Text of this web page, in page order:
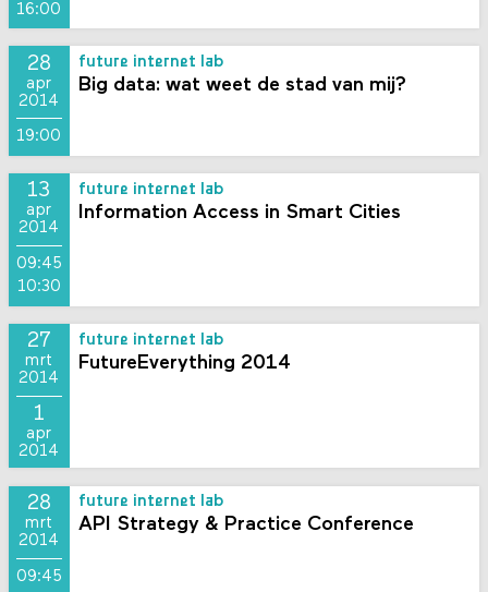
16:00
28
apr
2014
19:00
future internet lab
Big data: wat weet de stad van mij?
13
apr
2014
09:45
10:30
future internet lab
Information Access in Smart Cities
27
mrt
2014
1
apr
2014
future internet lab
FutureEverything 2014
28
mrt
2014
09:45
future internet lab
API Strategy & Practice Conference